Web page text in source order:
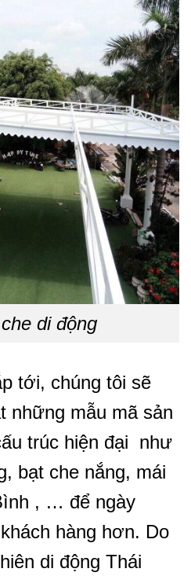
di động
tới, chúng tôi sẽ
những mẫu mã sản
trúc hiện đại như
bạt che nắng, mái
, … để ngày
hàng hơn. Do
di động Thái